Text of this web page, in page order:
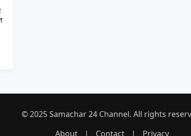
© 2025 Samachar 24 Channel. All rights
About
| Contact | Privacy